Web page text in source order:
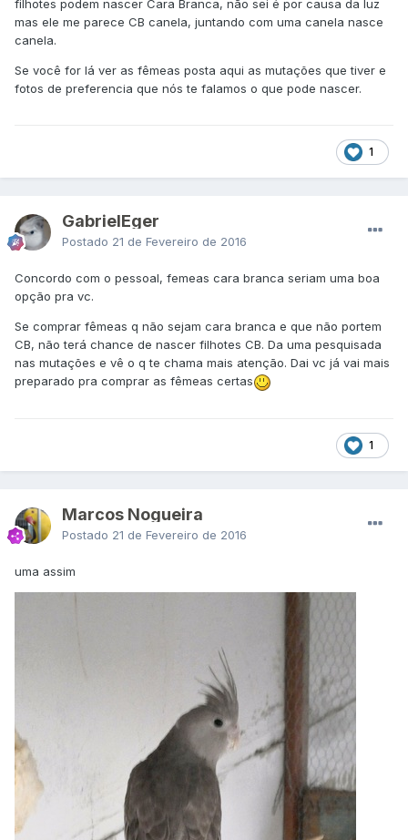
filhotes podem nascer Cara Branca, não sei é por causa da luz
mas ele me parece CB canela, juntando com uma canela nasce
canela.
Se você for lá ver as fêmeas posta aqui as mutações que tiver e
fotos de preferencia que nós te falamos o que pode nascer.
1
GabrielEger
Postado 21 de Fevereiro de 2016
Concordo com o pessoal, femeas cara branca seriam uma boa
opção pra vc.
Se comprar fêmeas q não sejam cara branca e que não portem
CB, não terá chance de nascer filhotes CB. Da uma pesquisada
nas mutações e vê o q te chama mais atenção. Dai vc já vai mais
preparado pra comprar as fêmeas certas
1
Marcos Nogueira
Postado 21 de Fevereiro de 2016
uma assim